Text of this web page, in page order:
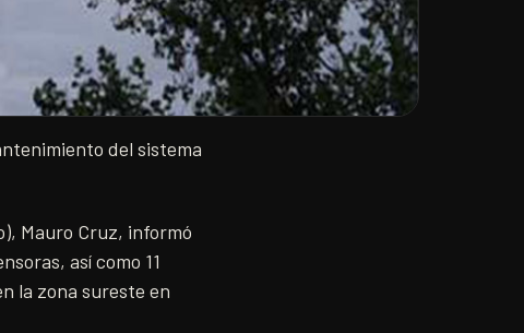
del sistema
Mauro Cruz, informó
así como 11
la zona sureste en